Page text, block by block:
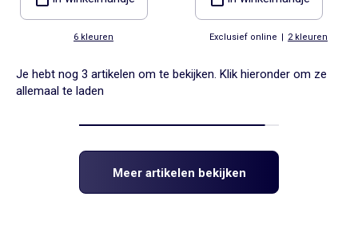
6 kleuren Exclusief online | 2 kleuren
Je hebt nog 3 artikelen om te bekijken. Klik hieronder om ze
allemaal te laden
Meer artikelen bekijken